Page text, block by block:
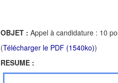
OBJET : Appel à candidature : 10
(Télécharger le PDF (1540ko))
RESUME :